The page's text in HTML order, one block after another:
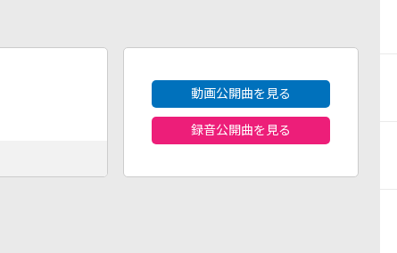
動画公開曲を見る
録音公開曲を見る